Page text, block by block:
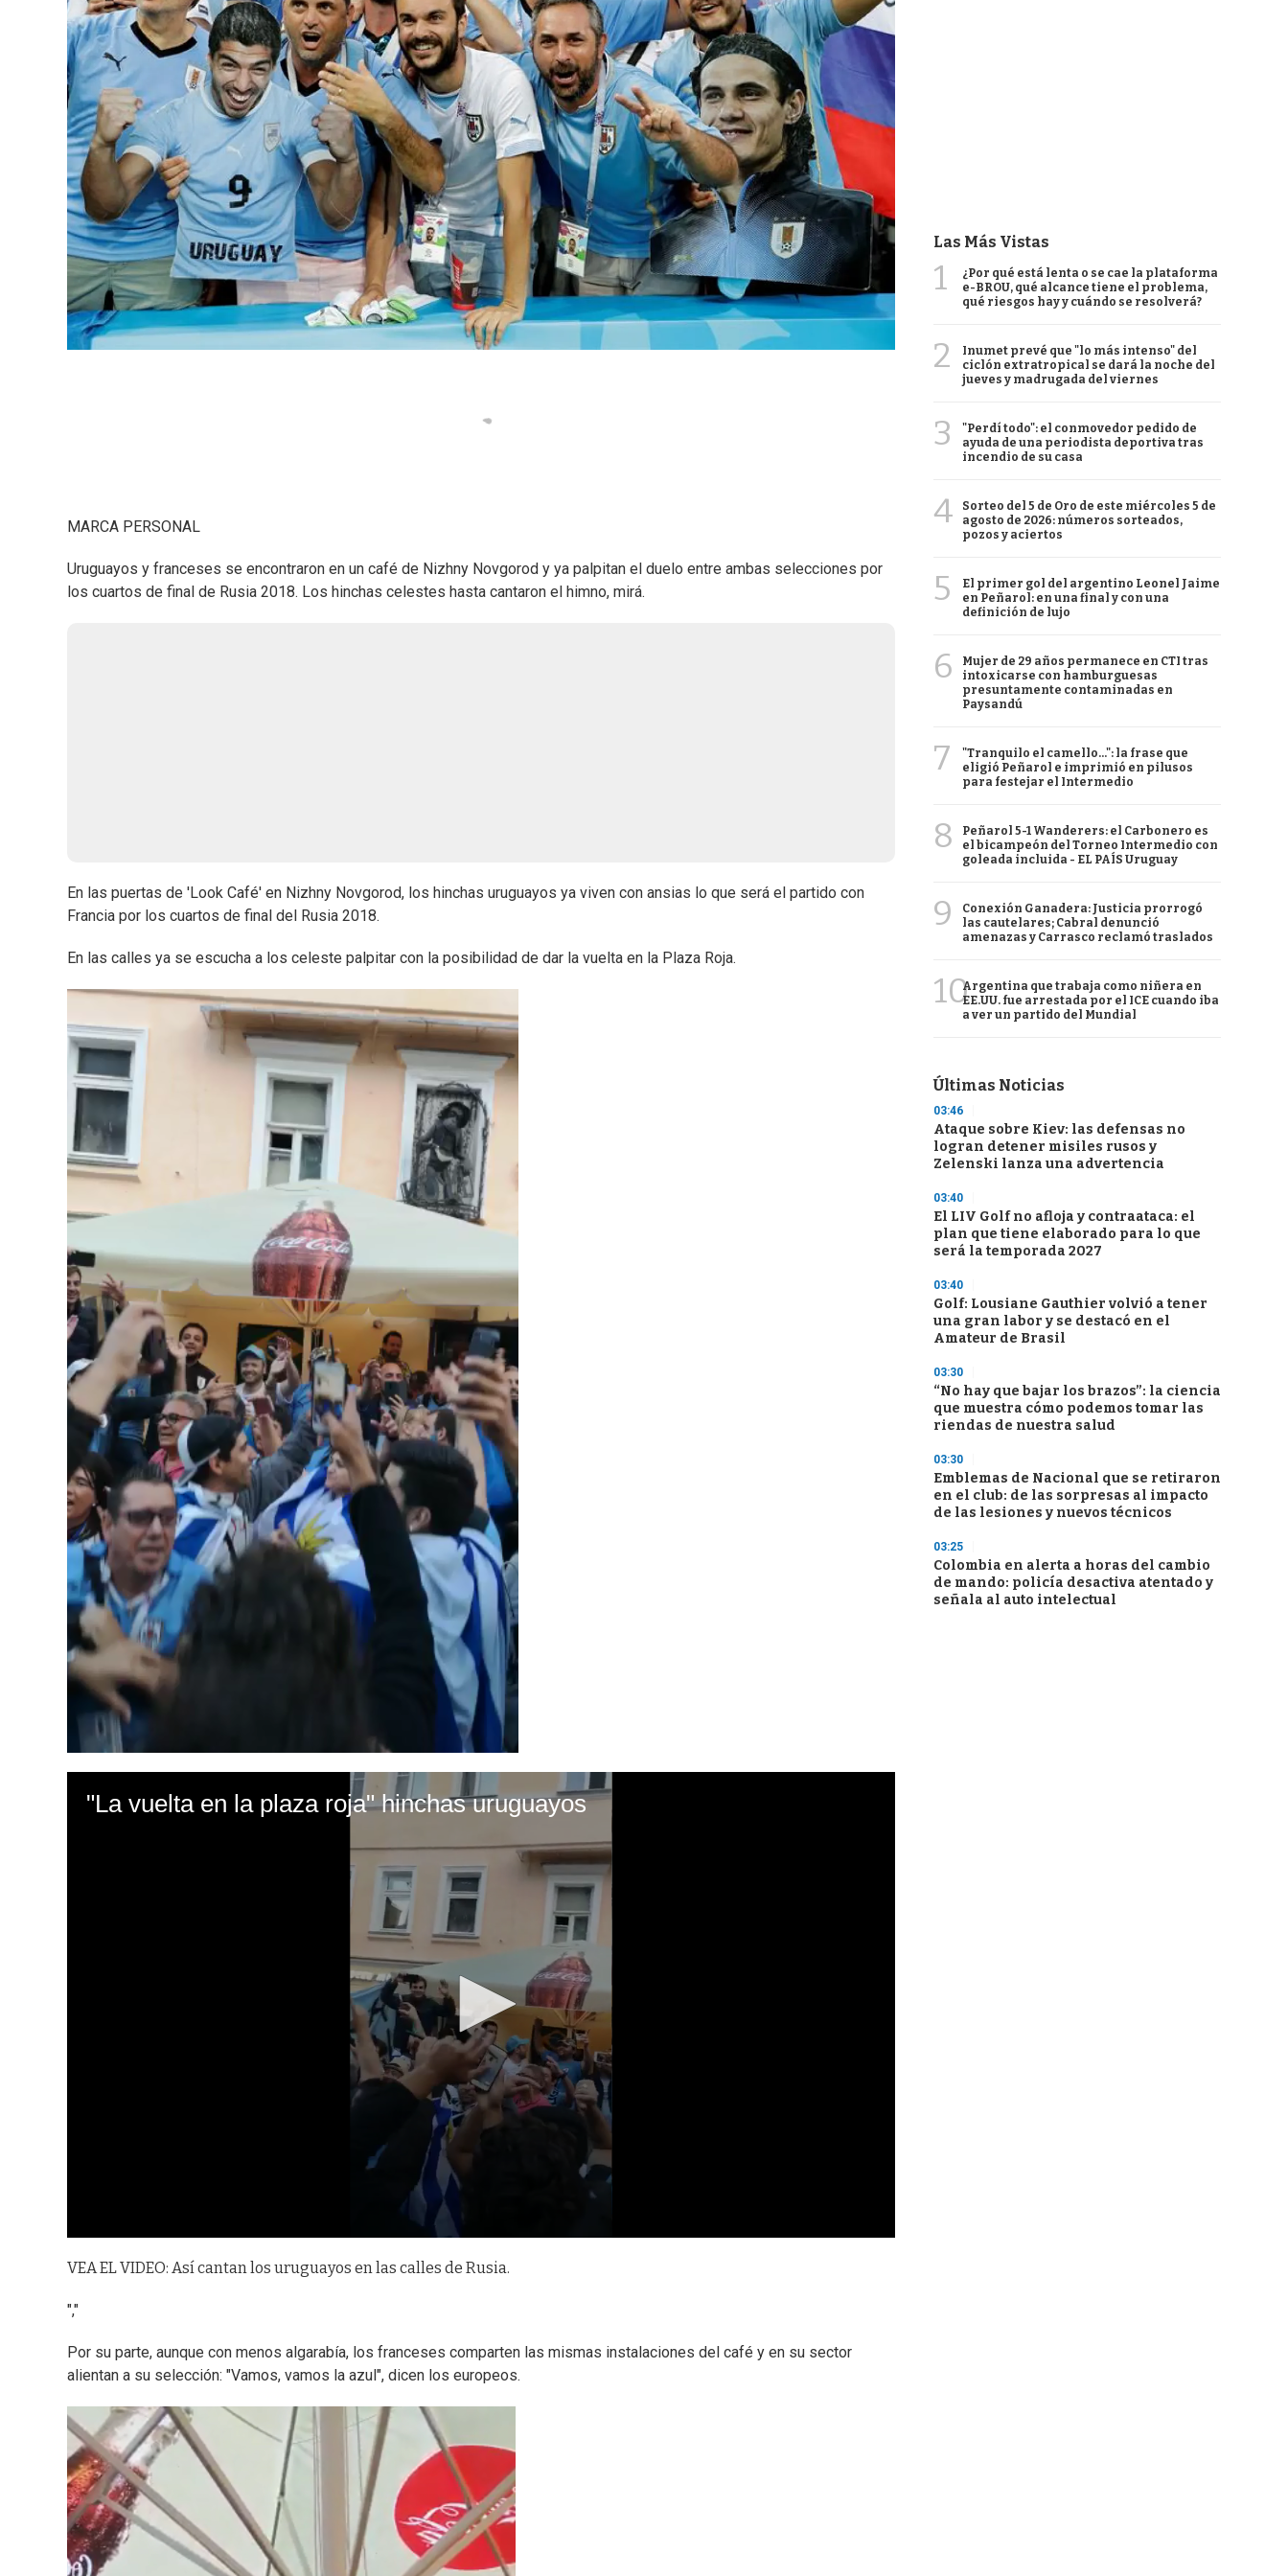
MARCA PERSONAL
Uruguayos y franceses se encontraron en un café de Nizhny Novgorod y ya palpitan el duelo entre ambas selecciones por
los cuartos de final de Rusia 2018. Los hinchas celestes hasta cantaron el himno, mirá.
En las puertas de 'Look Café' en Nizhny Novgorod, los hinchas uruguayos ya viven con ansias lo que será el partido con
Francia por los cuartos de final del Rusia 2018.
En las calles ya se escucha a los celeste palpitar con la posibilidad de dar la vuelta en la Plaza Roja.
VEA EL VIDEO: Así cantan los uruguayos en las calles de Rusia.
","
Por su parte, aunque con menos algarabía, los franceses comparten las mismas instalaciones del café y en su sector
alientan a su selección: "Vamos, vamos la azul", dicen los europeos.
Las Más Vistas
1
¿Por qué está lenta o se cae la plataforma
e-BROU, qué alcance tiene el problema,
qué riesgos hay y cuándo se resolverá?
2
Inumet prevé que "lo más intenso" del
ciclón extratropical se dará la noche del
jueves y madrugada del viernes
3
"Perdí todo": el conmovedor pedido de
ayuda de una periodista deportiva tras
incendio de su casa
4
Sorteo del 5 de Oro de este miércoles 5 de
agosto de 2026: números sorteados,
pozos y aciertos
5
El primer gol del argentino Leonel Jaime
en Peñarol: en una final y con una
definición de lujo
6
Mujer de 29 años permanece en CTI tras
intoxicarse con hamburguesas
presuntamente contaminadas en
Paysandú
7
"Tranquilo el camello...": la frase que
eligió Peñarol e imprimió en pilusos
para festejar el Intermedio
8
Peñarol 5-1 Wanderers: el Carbonero es
el bicampeón del Torneo Intermedio con
goleada incluida - EL PAÍS Uruguay
9
Conexión Ganadera: Justicia prorrogó
las cautelares; Cabral denunció
amenazas y Carrasco reclamó traslados
10Argentina que trabaja como niñera en
EE.UU. fue arrestada por el ICE cuando iba
a ver un partido del Mundial
Últimas Noticias
03:46
Ataque sobre Kiev: las defensas no
logran detener misiles rusos y
Zelenski lanza una advertencia
03:40
El LIV Golf no afloja y contraataca: el
plan que tiene elaborado para lo que
será la temporada 2027
03:40
Golf: Lousiane Gauthier volvió a tener
una gran labor y se destacó en el
Amateur de Brasil
03:30
“No hay que bajar los brazos”: la ciencia
que muestra cómo podemos tomar las
riendas de nuestra salud
03:30
Emblemas de Nacional que se retiraron
en el club: de las sorpresas al impacto
de las lesiones y nuevos técnicos
03:25
Colombia en alerta a horas del cambio
de mando: policía desactiva atentado y
señala al auto intelectual